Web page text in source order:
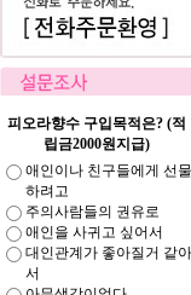
피오라향수 구입목적은? (적
립금2000원지급)
애인이나 친구들에게 선물
하려고
주의사람들의 권유로
애인을 사귀고 싶어서
대인관계가 좋아질거 같아
서